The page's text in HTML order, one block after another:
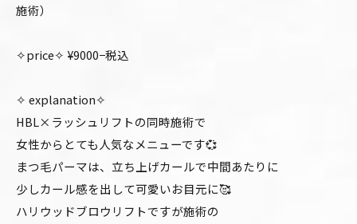
施術）
✧price✧ ¥9000−税込
✧ explanation✧
HBL×ラッシュリフトの同時施術で
女性からとても人気なメニューです💞
まつ毛パーマは、立ち上げカールで中間あたりに
少しカール感を出して可愛いお目元に🥰
ハリウッドブロウリフトですが施術の